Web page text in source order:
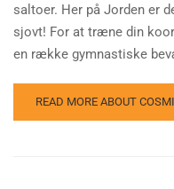
saltoer. Her på Jorden er
sjovt! For at træne din
en række gymnastiske
READ MORE ABOUT